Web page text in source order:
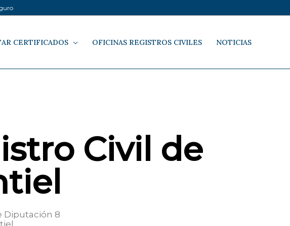
CERTIFICADOS OFICINAS REGISTROS CIVILES NOTICIAS
Civil de
Diputación 8